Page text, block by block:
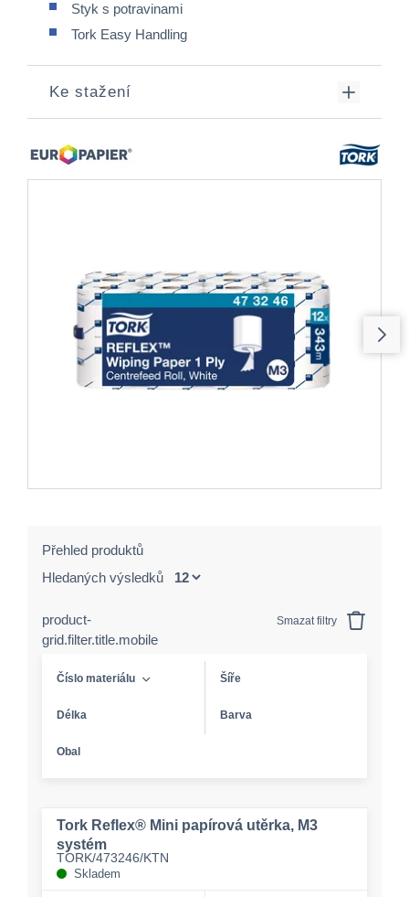
Styk s potravinami
Tork Easy Handling
Ke stažení
Přehled produktů
Hledaných výsledků
product-
grid.filter.title.mobile
Smazat filtry
Číslo materiálu Šíře
Délka Barva
Obal
Tork Reflex® Mini papírová utěrka, M3
systém
TORK/473246/KTN
Skladem